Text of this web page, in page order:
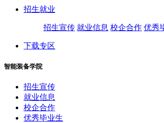
招生就业
招生宣传 就业信息 校企合作 优秀
下载专区
智能装备学院
招生宣传
就业信息
校企合作
优秀毕业生